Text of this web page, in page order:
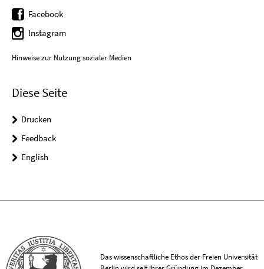
Facebook
Instagram
Hinweise zur Nutzung sozialer Medien
Diese Seite
Drucken
Feedback
English
Das wissenschaftliche Ethos der Freien Universität